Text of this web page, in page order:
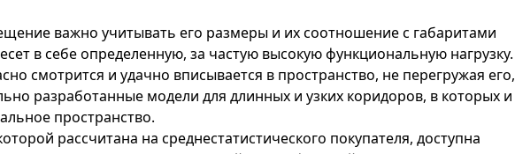
важно учитывать его размеры и их соотношение с габаритами
в себе определенную, за частую высокую функциональную нагрузку.
смотрится и удачно вписывается в пространство, не перегружая его,
разработанные модели для длинных и узких коридоров, в которых и
пространство.
рассчитана на среднестатистического покупателя, доступна